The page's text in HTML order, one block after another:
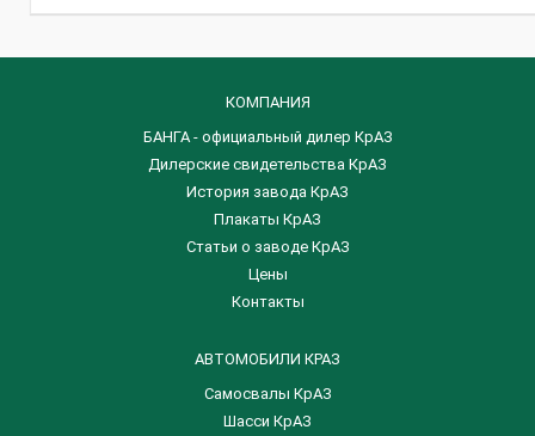
КОМПАНИЯ
БАНГА - официальный дилер КрАЗ
Дилерские свидетельства КрАЗ
История завода КрАЗ
Плакаты КрАЗ
Статьи о заводе КрАЗ
Цены
Контакты
АВТОМОБИЛИ КРАЗ
Самосвалы КрАЗ
Шасси КрАЗ